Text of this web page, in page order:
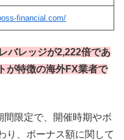
financial.com/
バレッジが2,222倍であ
が特徴の海外FX業者で
限定で、開催時期やボ
り、ボーナス額に関して